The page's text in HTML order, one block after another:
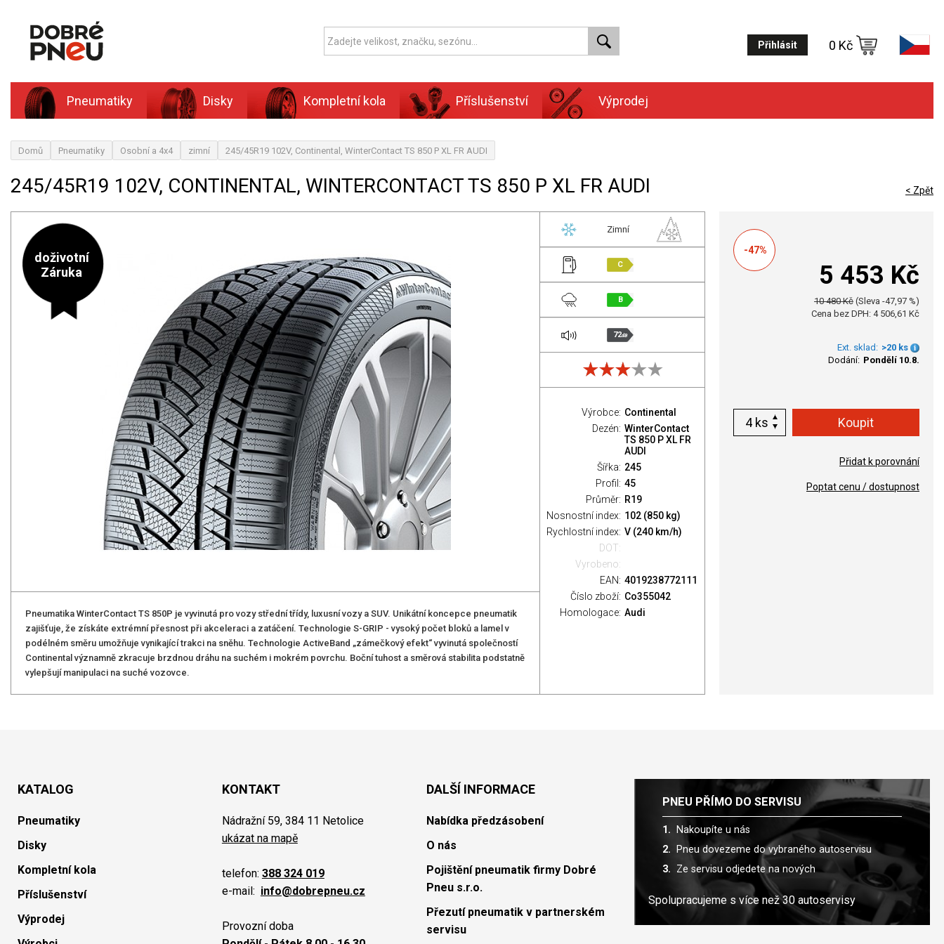
Přihlásit 0 Kč
Pneumatiky Disky Kompletní kola Příslušenství Výprodej
Domů Pneumatiky Osobní a 4x4 zimní 245/45R19 102V, Continental, WinterContact TS 850 P XL FR AUDI
245/45R19 102V, CONTINENTAL, WINTERCONTACT TS 850 P XL FR AUDI < Zpět
doživotní
Záruka
Pneumatika WinterContact TS 850P je vyvinutá pro vozy střední třídy, luxusní vozy a SUV. Unikátní koncepce pneumatik
zajišťuje, že získáte extrémní přesnost při akceleraci a zatáčení. Technologie S-GRIP - vysoký počet bloků a lamel v
podélném směru umožňuje vynikající trakci na sněhu. Technologie ActiveBand „zámečkový efekt“ vyvinutá společností
Continental významně zkracuje brzdnou dráhu na suchém i mokrém povrchu. Boční tuhost a směrová stabilita podstatně
vylepšují manipulaci na suché vozovce.
Zimní
C
B
72dB
Výrobce: Continental
Dezén: WinterContact
TS 850 P XL FR
AUDI
Šířka: 245
Profil: 45
Průměr: R19
Nosnostní index: 102 (850 kg)
Rychlostní index: V (240 km/h)
DOT:
Vyrobeno:
EAN: 4019238772111
Číslo zboží: Co355042
Homologace: Audi
-47%
5 453 Kč
10 480 Kč (Sleva -47,97 %)
Cena bez DPH: 4 506,61 Kč
Ext. sklad: >20 ks
Dodání: Pondělí 10.8.
ks
Přidat k porovnání
Poptat cenu / dostupnost
KATALOG
Pneumatiky
Disky
Kompletní kola
Příslušenství
Výprodej
KONTAKT
Nádražní 59, 384 11 Netolice
ukázat na mapě
telefon: 388 324 019
e-mail: info@dobrepneu.cz
Provozní doba
DALŠÍ INFORMACE
Nabídka předzásobení
O nás
Pojištění pneumatik firmy Dobré
Pneu s.r.o.
Přezutí pneumatik v partnerském
servisu
PNEU PŘÍMO DO SERVISU
Nakoupíte u nás
Pneu dovezeme do vybraného autoservisu
Ze servisu odjedete na nových
Spolupracujeme s více než 30 autoservisy